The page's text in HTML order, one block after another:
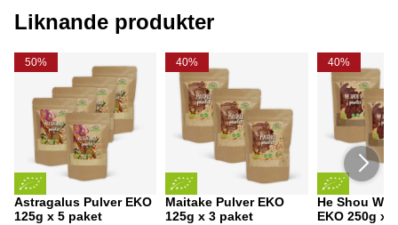
Liknande produkter
50%
Astragalus Pulver EKO
125g x 5 paket
40%
Maitake Pulver EKO
125g x 3 paket
40%
He Shou Wu
EKO 250g x